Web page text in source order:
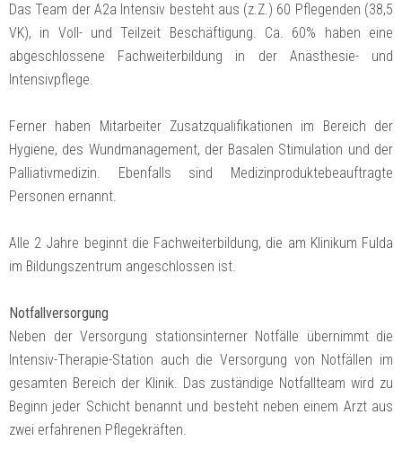
Das Team der A2a Intensiv besteht aus (z.Z.) 60 Pflegenden (38,5
VK), in Voll- und Teilzeit Beschäftigung. Ca. 60% haben eine
abgeschlossene Fachweiterbildung in der Anästhesie- und
Intensivpflege.
Ferner haben Mitarbeiter Zusatzqualifikationen im Bereich der
Hygiene, des Wundmanagement, der Basalen Stimulation und der
Palliativmedizin. Ebenfalls sind Medizinproduktebeauftragte
Personen ernannt.
Alle 2 Jahre beginnt die Fachweiterbildung, die am Klinikum Fulda
im Bildungszentrum angeschlossen ist.
Notfallversorgung
Neben der Versorgung stationsinterner Notfälle übernimmt die
Intensiv-Therapie-Station auch die Versorgung von Notfällen im
gesamten Bereich der Klinik. Das zuständige Notfallteam wird zu
Beginn jeder Schicht benannt und besteht neben einem Arzt aus
zwei erfahrenen Pflegekräften.